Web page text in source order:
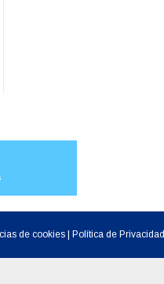
de cookies Política de Privacidad